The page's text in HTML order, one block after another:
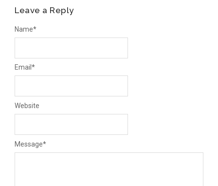
Leave a Reply
Message*
Name*
Email *
Website